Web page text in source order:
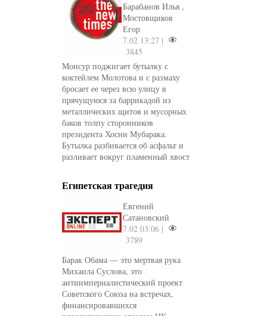
Барабанов Илья ,
Мостовщиков
Егор
7.02 13:27 |
3845
Монсур поджигает бутылку с
коктейлем Молотова и с размаху
бросает ее через всю улицу в
прячущуюся за баррикадой из
металлических щитов и мусорных
баков толпу сторонников
президента Хосни Мубарака.
Бутылка разбивается об асфальт и
разливает вокруг пламенный хвост
Египетская трагедия
Евгений
Сатановский
7.02 03:06 |
3789
Барак Обама — это мертвая рука
Михаила Суслова, это
антиимпериалистический проект
Советского Союза на встречах,
финансировавшихся